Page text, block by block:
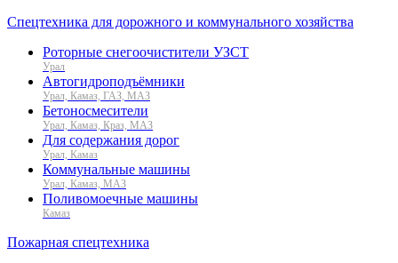
Спецтехника для дорожного и коммунального хозяйства
Роторные снегоочистители УЗСТ
Урал
Автогидроподъёмники
Урал, Камаз, ГАЗ, МАЗ
Бетоносмесители
Урал, Камаз, Краз, МАЗ
Для содержания дорог
Урал, Камаз
Коммунальные машины
Урал, Камаз, МАЗ
Поливомоечные машины
Камаз
Пожарная спецтехника